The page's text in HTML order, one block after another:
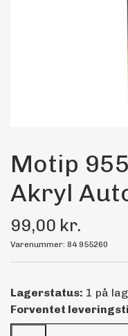
Motip
Akryl
99,00 kr.
Varenummer: 84 955260
Lagerstatus: 1 på
Forventet